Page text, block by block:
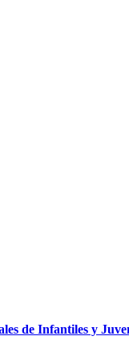
de Infantiles y